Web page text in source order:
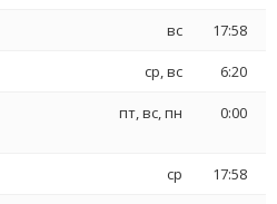
вс 17:58
ср, вс 6:20
пт, вс, пн 0:00
ср 17:58